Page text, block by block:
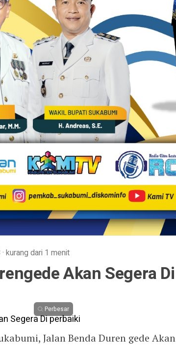
· kurang dari 1 menit
Akan Segera Di
Perbesar
Jalan Benda Duren gede Akan